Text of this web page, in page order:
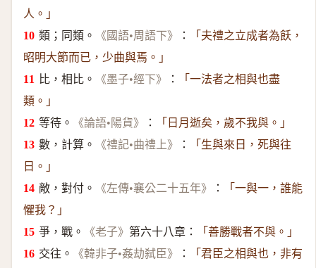
人。」
類；同類。 《國語•周語下》 ：
「夫禮之立成者為飫，
昭明大節而已，少曲與焉。」
比，相比。 《墨子•經下》 ：
「一法者之相與也盡
類。」
等待。 《論語•陽貨》 ： 「日月逝矣，歲不我與。」
數，計算。 《禮記•曲禮上》 ：
「生與來日，死與往
日。」
敵，對付。 《左傳•襄公二十五年》 ：
「一與一，誰能
懼我？」
爭，戰。 《老子》 第六十八章： 「善勝戰者不與。」
交往。 《韓非子•姦劫弑臣》 ：
「君臣之相與也，非有